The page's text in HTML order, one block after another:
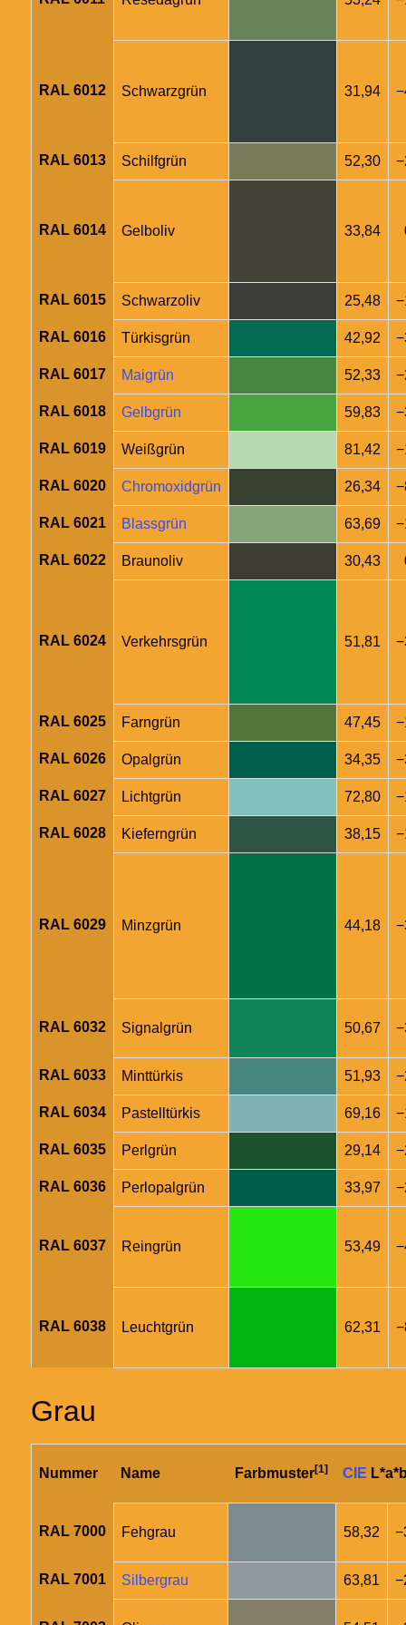
RAL 6012 Schwarzgrün 31,94
RAL 6013 Schilfgrün 52,30
RAL 6014 Gelboliv 33,84
RAL 6015 Schwarzoliv 25,48
RAL 6016 Türkisgrün 42,92
RAL 6017 Maigrün 52,33
RAL 6018 Gelbgrün 59,83
RAL 6019 Weißgrün 81,42
RAL 6020 Chromoxidgrün 26,34
RAL 6021 Blassgrün 63,69
RAL 6022 Braunoliv 30,43
RAL 6024 Verkehrsgrün 51,81
RAL 6025 Farngrün 47,45
RAL 6026 Opalgrün 34,35
RAL 6027 Lichtgrün 72,80
RAL 6028 Kieferngrün 38,15
RAL 6029 Minzgrün 44,18
RAL 6032 Signalgrün 50,67
RAL 6033 Minttürkis 51,93
RAL 6034 Pastelltürkis 69,16
RAL 6035 Perlgrün 29,14
RAL 6036 Perlopalgrün 33,97
RAL 6037 Reingrün 53,49
RAL 6038 Leuchtgrün 62,31
Grau
Nummer Name Farbmuster[1] CIE
RAL 7000 Fehgrau 58,32
RAL 7001 Silbergrau 63,81